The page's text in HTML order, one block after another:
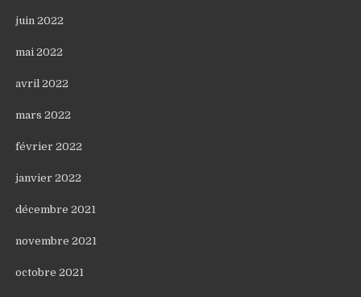
juin 2022
mai 2022
avril 2022
mars 2022
février 2022
janvier 2022
décembre 2021
novembre 2021
octobre 2021